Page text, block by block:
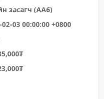
засагч (АА6)
02-03 00:00:00 +0800